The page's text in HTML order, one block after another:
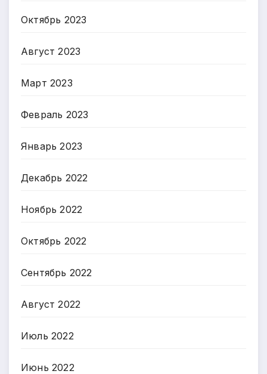
Октябрь 2023
Август 2023
Март 2023
Февраль 2023
Январь 2023
Декабрь 2022
Ноябрь 2022
Октябрь 2022
Сентябрь 2022
Август 2022
Июль 2022
Июнь 2022